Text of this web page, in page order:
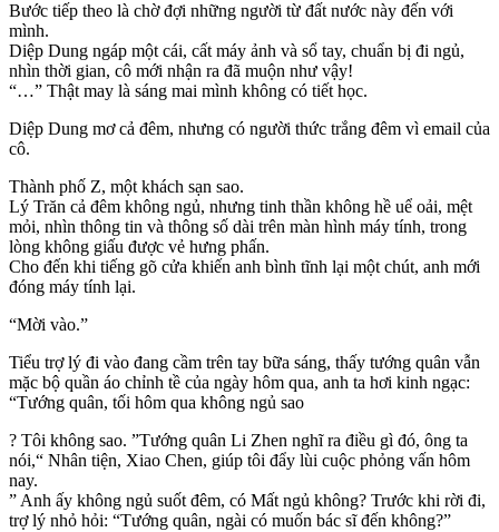
Bước tiếp theo là chờ đợi những người từ đất nước này đến với
mình.
Diệp Dung ngáp một cái, cất máy ảnh và sổ tay, chuẩn bị đi ngủ,
nhìn thời gian, cô mới nhận ra đã muộn như vậy!
“…” Thật may là sáng mai mình không có tiết học.
Diệp Dung mơ cả đêm, nhưng có người thức trắng đêm vì email của
cô.
Thành phố Z, một khách sạn sao.
Lý Trăn cả đêm không ngủ, nhưng tinh thần không hề uể oải, mệt
mỏi, nhìn thông tin và thông số dài trên màn hình máy tính, trong
lòng không giấu được vẻ hưng phấn.
Cho đến khi tiếng gõ cửa khiến anh bình tĩnh lại một chút, anh mới
đóng máy tính lại.
“Mời vào.”
Tiểu trợ lý đi vào đang cầm trên tay bữa sáng, thấy tướng quân vẫn
mặc bộ quần áo chỉnh tề của ngày hôm qua, anh ta hơi kinh ngạc:
“Tướng quân, tối hôm qua không ngủ sao
? Tôi không sao. ”Tướng quân Li Zhen nghĩ ra điều gì đó, ông ta
nói,“ Nhân tiện, Xiao Chen, giúp tôi đẩy lùi cuộc phỏng vấn hôm
nay.
” Anh ấy không ngủ suốt đêm, có Mất ngủ không? Trước khi rời đi,
trợ lý nhỏ hỏi: “Tướng quân, ngài có muốn bác sĩ đến không?”